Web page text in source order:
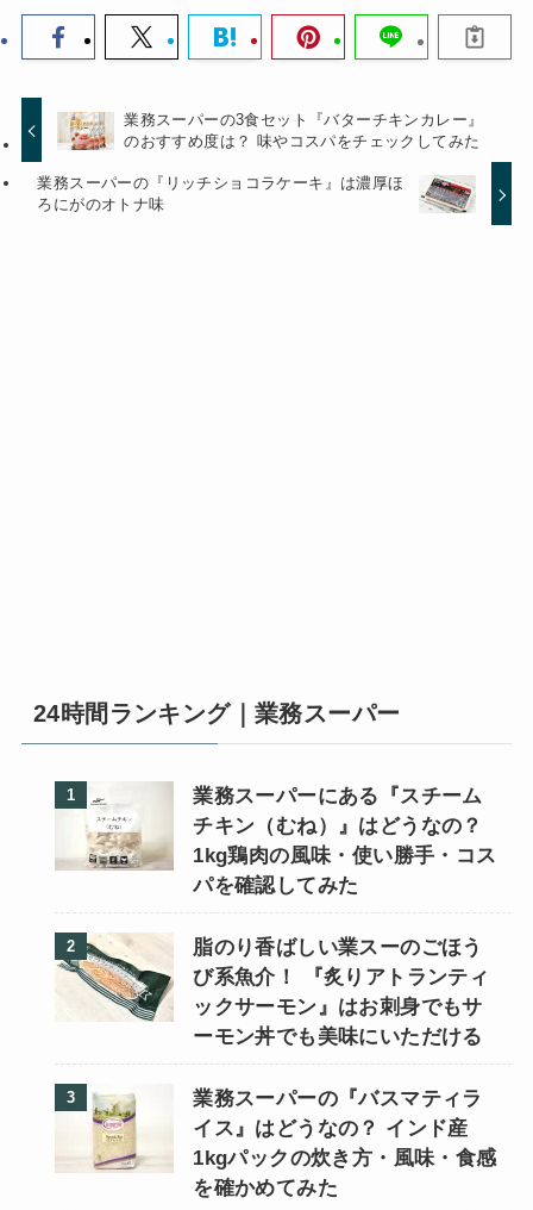
業務スーパーの3食セット『バターチキンカレー』
のおすすめ度は？ 味やコスパをチェックしてみた
業務スーパーの『リッチショコラケーキ』は濃厚ほ
ろにがのオトナ味
24時間ランキング｜業務スーパー
業務スーパーにある『スチーム
チキン（むね）』はどうなの？
1kg鶏肉の風味・使い勝手・コス
パを確認してみた
脂のり香ばしい業スーのごほう
び系魚介！ 『炙りアトランティ
ックサーモン』はお刺身でもサ
ーモン丼でも美味にいただける
業務スーパーの『バスマティラ
イス』はどうなの？ インド産
1kgパックの炊き方・風味・食感
を確かめてみた